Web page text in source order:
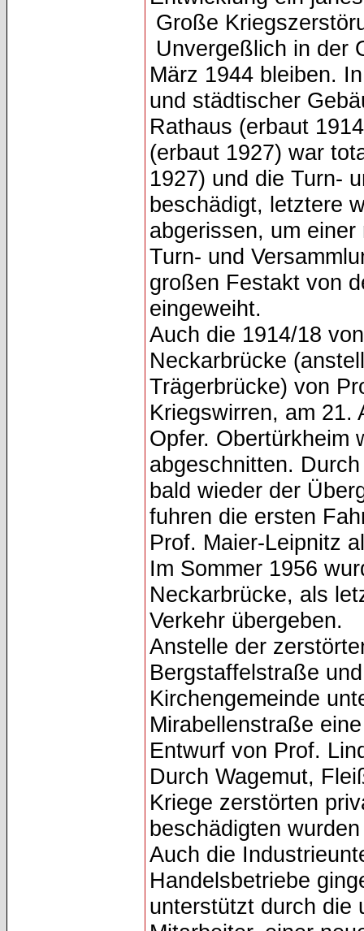
Große
Unvergeßlich in der
März 1944 bleiben.
und städtischer
Rathaus (erbaut
(erbaut 1927) war
1927) und die Turn-
beschädigt, letztere
abgerissen, um
Turn- und
großen Festakt von
eingeweiht.
Auch die 1914/18
Neckarbrücke
Trägerbrücke) von
Kriegswirren, am 21.
Opfer. Obertürkheim
abgeschnitten.
bald wieder der
fuhren die ersten
Prof. Maier-Leipnitz
Im Sommer 1956
Neckarbrücke, als
Verkehr übergeben.
Anstelle der
Bergstaffelstraße
Kirchengemeinde
Mirabellenstraße
Entwurf von Prof.
Durch Wagemut,
Kriege zerstörten
beschädigten
Auch die
Handelsbetriebe
unterstützt durch die